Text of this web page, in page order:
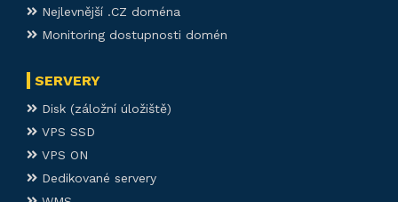
Nejlevnější .CZ doména
Monitoring dostupnosti domén
SERVERY
Disk (záložní úložiště)
VPS SSD
VPS ON
Dedikované servery